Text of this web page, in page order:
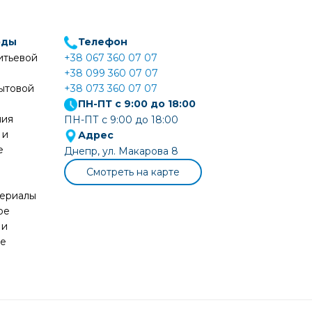
Телефон
+38 067 360 07 07
+38 099 360 07 07
+38 073 360 07 07
ПН-ПТ с 9:00 до 18:00
ПН-ПТ с 9:00 до 18:00
Адрес
Днепр, ул. Макарова 8
Смотреть на карте